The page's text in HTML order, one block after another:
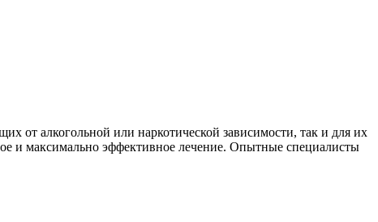
от алкогольной или наркотической зависимости, так и для их
и максимально эффективное лечение. Опытные специалисты